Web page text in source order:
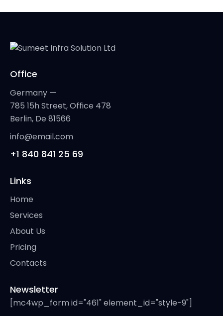
Office
Germany —
785 15h Street, Office 478
Berlin, De 81566
info@email.com
+1 840 841 25 69
Links
Home
Services
About Us
Pricing
Contacts
Newsletter
[mc4wp_form id="461" element_id="style-9"]